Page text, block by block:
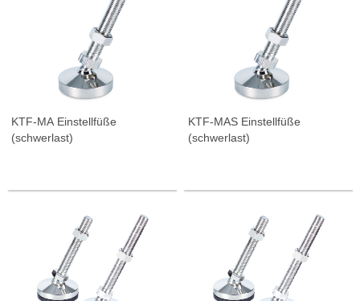
KTF-MA Einstellfüße
(schwerlast)
KTF-MAS Einstellfüße
(schwerlast)